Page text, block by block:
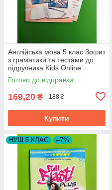
Англійська мова 5 клас Зошит
з граматики та тестами до
підручника Kids Online
Карпюк Лібра Терра
Готово до відправки
169,20 ₴ 188 ₴
Купити
НУШ 5 КЛАС –7%